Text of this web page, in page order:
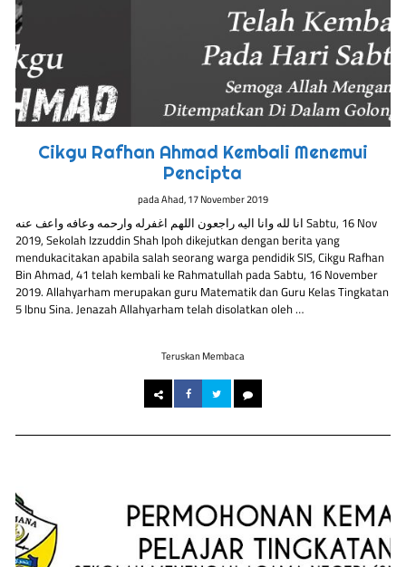
Cikgu Rafhan Ahmad Kembali Menemui
Pencipta
padaAhad, 17 November 2019
انا لله وانا اليه راجعون اللهم اغفرله وارحمه وعافه واعف عنه Sabtu, 16 Nov
2019, Sekolah Izzuddin Shah Ipoh dikejutkan dengan berita yang
mendukacitakan apabila salah seorang warga pendidik SIS, Cikgu Rafhan
Bin Ahmad, 41 telah kembali ke Rahmatullah pada Sabtu, 16 November
2019. Allahyarham merupakan guru Matematik dan Guru Kelas Tingkatan
5 Ibnu Sina. Jenazah Allahyarham telah disolatkan oleh …
Teruskan Membaca